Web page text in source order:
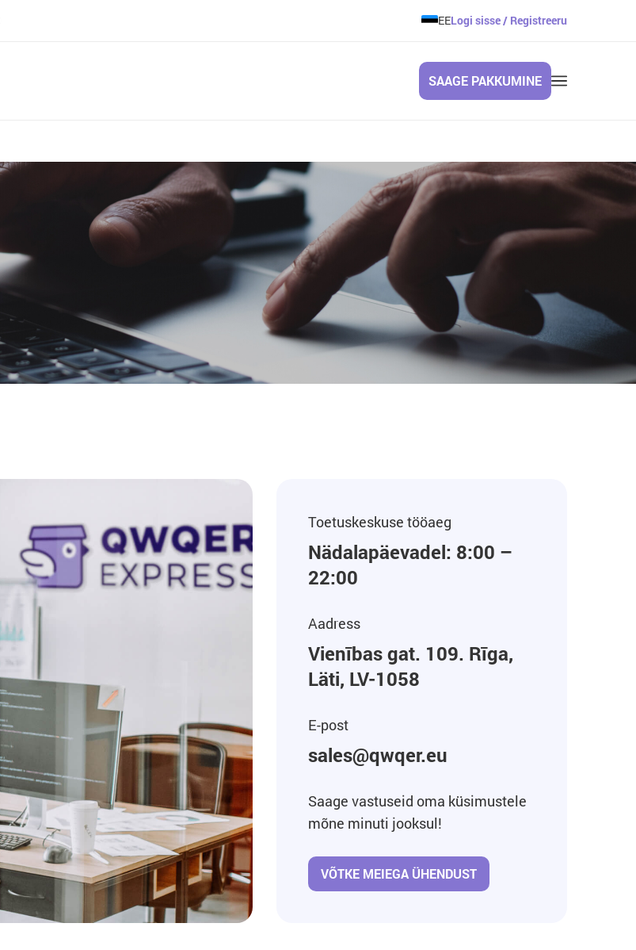
EELogi sisse / Registreeru
SAAGE PAKKUMINE
Toetuskeskuse tööaeg
Nädalapäevadel: 8:00 –
22:00
Aadress
Vienības gat. 109. Rīga,
Läti, LV-1058
E-post
sales@qwqer.eu
Saage vastuseid oma küsimustele
mõne minuti jooksul!
VÕTKE MEIEGA ÜHENDUST